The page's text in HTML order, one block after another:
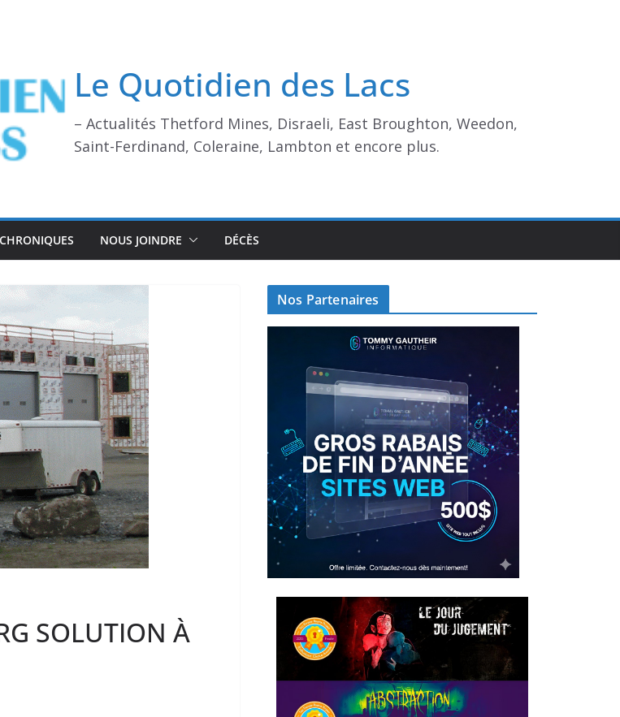
Le Quotidien des Lacs
– Actualités Thetford Mines, Disraeli, East Broughton, Weedon,
Saint-Ferdinand, Coleraine, Lambton et encore plus.
CHRONIQUES NOUS JOINDRE DÉCÈS
SOLUTION À
Nos Partenaires